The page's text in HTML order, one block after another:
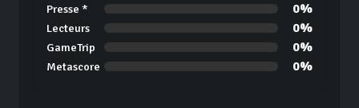
Presse * 0%
Lecteurs 0%
GameTrip 0%
Metascore 0%